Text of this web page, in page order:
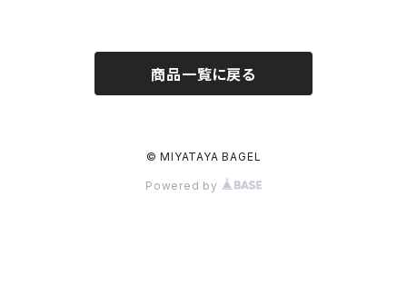
商品一覧に戻る
© MIYATAYA BAGEL
Powered by